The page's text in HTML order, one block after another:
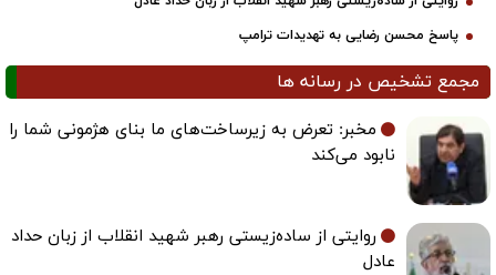
پاسخ محسن رضایی به تهدیدات ترامپ
مجمع تشخیص در رسانه ها
مخبر: تعرض به زیرساخت‌های ما بنای هژمونی شما را
نابود می‌کند
روایتی از ساده‌زیستی رهبر شهید انقلاب از زبان حداد
عادل